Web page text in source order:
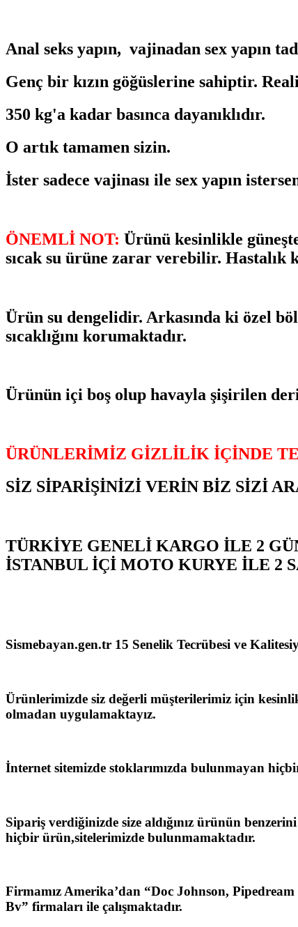
Anal seks yapın, vajinadan sex yapın
Genç bir kızın göğüslerine sahiptir.
350 kg'a kadar basınca dayanıklıdır.
O artık tamamen sizin.
İster sadece vajinası ile sex yapın
ÖNEMLİ NOT: Ürünü kesinlikle
sıcak su ürüne zarar verebilir. Hastalık
Ürün su dengelidir. Arkasında ki özel
sıcaklığını korumaktadır.
Ürünün içi boş olup havayla şişirilen deri
ÜRÜNLERİMİZ GİZLİLİK İÇİNDE
SİZ SİPARİŞİNİZİ VERİN BİZ SİZİ
TÜRKİYE GENELİ KARGO İLE 2
İSTANBUL İÇİ MOTO KURYE İLE 2
Sismebayan.gen.tr 15 Senelik Tecrübesi ve
Ürünlerimizde siz değerli müşterilerimiz için
olmadan uygulamaktayız.
İnternet sitemizde stoklarımızda bulunmayan
Sipariş verdiğinizde size aldığınız ürünün
hiçbir ürün,sitelerimizde bulunmamaktadır.
Firmamız Amerika’dan “Doc Johnson,
Bv” firmaları ile çalışmaktadır.